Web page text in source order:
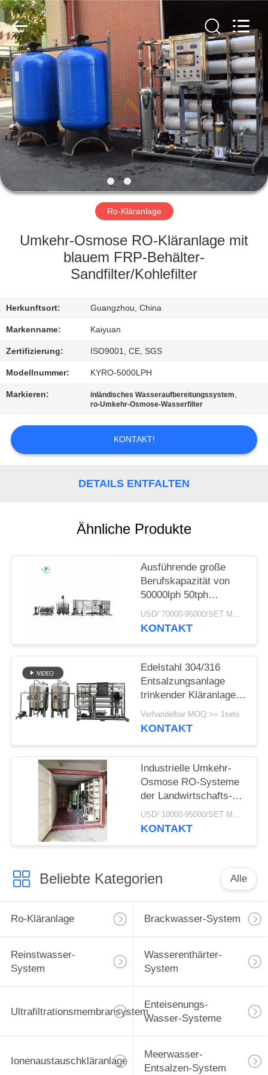
HAUS
PRODUKTE
ÜBER
UNS
FABRIK-
QUALITÄTSKONTROLLE
SIE
MIT
UNS
IN
VERBINDUNG
FORDERN
SIE
COMPANY
PRIVACY
POLICY
Water
Treatment
Equipment
Co.,
Ltd..
All
Rights
Reserved.
Ro-Kläranlage
Umkehr-Osmose RO-Kläranlage mit
blauem FRP-Behälter-
Sandfilter/Kohlefilter
Herkunftsort: Guangzhou, China
Markenname: Kaiyuan
Zertifizierung: ISO9001, CE, SGS
Modellnummer: KYRO-5000LPH
Markieren: inländisches Wasseraufbereitungssystem,
ro-Umkehr-Osmose-Wasserfilter
KONTAKT!
DETAILS ENTFALTEN
Ähnliche Produkte
Ausführende große
Berufskapazität von
50000lph 50tph
industriellen RO-
Kläranlage Umkehr-
USD/`70000-95000/SET MOQ:1 Satz
KONTAKT
Edelstahl 304/316
Entsalzungsanlage
trinkender Kläranlage-
Schulcampus-Umkehr-
Osmose-Wasser-Filter
Verhandelbar MOQ:>= 1sets
KONTAKT
Industrielle Umkehr-
Osmose RO-Systeme
der Landwirtschafts-
50000GPD der
untertägigen wohlen
USD/`10000-95000/SET MOQ:1 SATZ
KONTAKT
Beliebte Kategorien Alle
Ro-Kläranlage Brackwasser-System
Reinstwasser-
System
Wasserenthärter-
System
Ultrafiltrationsmembransystem
Enteisenungs-
Wasser-Systeme
Ionenaustauschkläranlage
Meerwasser-
Entsalzen-System